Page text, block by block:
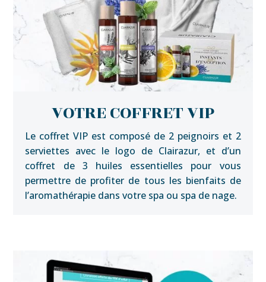
VOTRE COFFRET VIP
Le coffret VIP est composé de 2 peignoirs et 2
serviettes avec le logo de Clairazur, et d’un
coffret de 3 huiles essentielles pour vous
permettre de profiter de tous les bienfaits de
l’aromathérapie dans votre spa ou spa de nage.